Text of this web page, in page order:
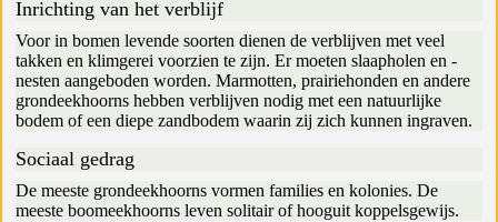
Inrichting van het verblijf
Voor in bomen levende soorten dienen de verblijven met veel
takken en klimgerei voorzien te zijn. Er moeten slaapholen en -
nesten aangeboden worden. Marmotten, prairiehonden en andere
grondeekhoorns hebben verblijven nodig met een natuurlijke
bodem of een diepe zandbodem waarin zij zich kunnen ingraven.
Sociaal gedrag
De meeste grondeekhoorns vormen families en kolonies. De
meeste boomeekhoorns leven solitair of hooguit koppelsgewijs.